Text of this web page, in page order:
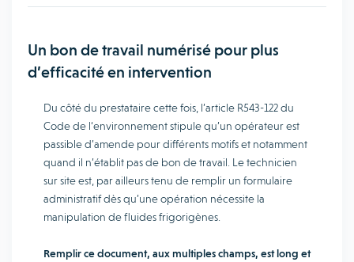
Un bon de travail numérisé pour plus
d’efficacité en intervention
Du côté du prestataire cette fois, l’article R543-122 du
Code de l‘environnement stipule qu’un opérateur est
passible d’amende pour différents motifs et notamment
quand il n’établit pas de bon de travail. Le technicien
sur site est, par ailleurs tenu de remplir un formulaire
administratif dès qu’une opération nécessite la
manipulation de fluides frigorigènes.
Remplir ce document, aux multiples champs, est long et